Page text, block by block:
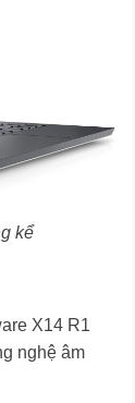
kể
X14 R1
nghệ âm